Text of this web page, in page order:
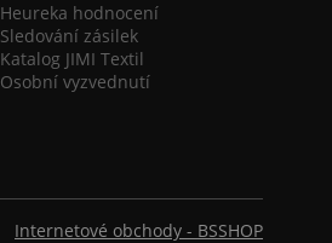
Heureka hodnocení
Sledování zásilek
Katalog JIMI Textil
Osobní vyzvednutí
Internetové obchody - BSSHOP